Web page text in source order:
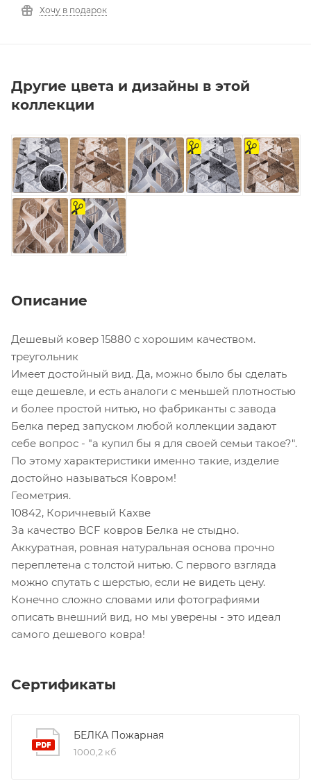
Хочу в подарок
Другие цвета и дизайны в этой
коллекции
на
отрез
на
отрез
на
отрез
Описание
Дешевый ковер 15880 с хорошим качеством.
треугольник
Имеет достойный вид. Да, можно было бы сделать
еще дешевле, и есть аналоги с меньшей плотностью
и более простой нитью, но фабриканты с завода
Белка перед запуском любой коллекции задают
себе вопрос - "а купил бы я для своей семьи такое?".
По этому характеристики именно такие, изделие
достойно называться Ковром!
Геометрия.
10842, Коричневый Кахве
За качество BCF ковров Белка не стыдно.
Аккуратная, ровная натуральная основа прочно
переплетена с толстой нитью. С первого взгляда
можно спутать с шерстью, если не видеть цену.
Конечно сложно словами или фотографиями
описать внешний вид, но мы уверены - это идеал
самого дешевого ковра!
Сертификаты
БЕЛКА Пожарная
1000,2 кб